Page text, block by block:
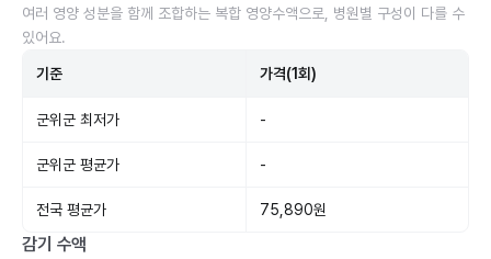
여러 영양 성분을 함께 조합하는 복합 영양수액으로, 병원별 구성이 다를 수
있어요.
기준 가격(1회)
군위군 최저가 -
군위군 평균가 -
전국 평균가 75,890원
감기 수액